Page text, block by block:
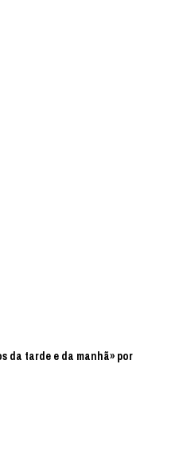
da tarde e da manhã» por